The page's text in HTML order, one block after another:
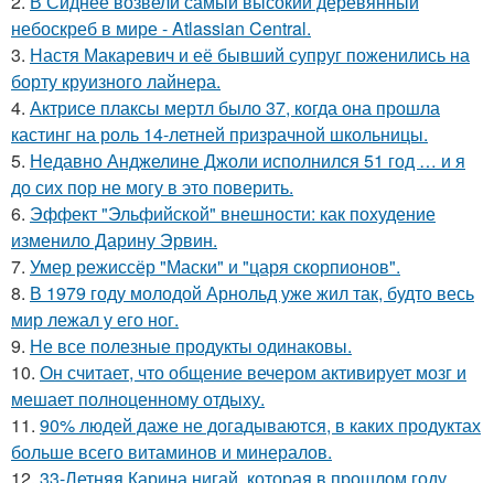
небоскреб в мире - Atlassian Central.
3. Настя Макаревич и её бывший супруг поженились на
борту круизного лайнера.
4. Актрисе плаксы мертл было 37, когда она прошла
кастинг на роль 14-летней призрачной школьницы.
5. Недавно Анджелине Джоли исполнился 51 год … и я
до сих пор не могу в это поверить.
6. Эффект "Эльфийской" внешности: как похудение
изменило Дарину Эрвин.
7. Умер режиссёр "Маски" и "царя скорпионов".
8. В 1979 году молодой Арнольд уже жил так, будто весь
мир лежал у его ног.
9. Не все полезные продукты одинаковы.
10. Он считает, что общение вечером активирует мозг и
мешает полноценному отдыху.
11. 90% людей даже не догадываются, в каких продуктах
больше всего витаминов и минералов.